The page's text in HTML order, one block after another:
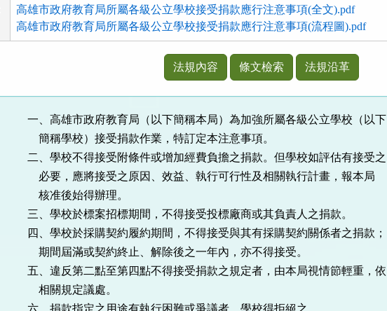
高雄市政府教育局所屬各級公立學校接受捐款應行注意事項(全文).pdf
高雄市政府教育局所屬各級公立學校接受捐款應行注意事項(流程圖).pdf
法規內容 條文檢索 法規沿革
一、高雄市政府教育局（以下簡稱本局）為加強所屬各級公立學校（以下
簡稱學校）接受捐款作業，特訂定本注意事項。
二、學校不得接受附條件或增加經費負擔之捐款。但學校如評估有接受之
必要，應將接受之原因、效益、執行可行性及相關執行計畫，報本局
核准後始得辦理。
三、學校於標案招標期間，不得接受投標廠商或其負責人之捐款。
四、學校於採購契約履約期間，不得接受與其有採購契約關係者之捐款；
期間屆滿或契約終止、解除後之一年內，亦不得接受。
五、違反第二點至第四點不得接受捐款之規定者，由本局視情節輕重，依
相關規定議處。
六、捐款指定之用途有執行困難或爭議者，學校得拒絕之。